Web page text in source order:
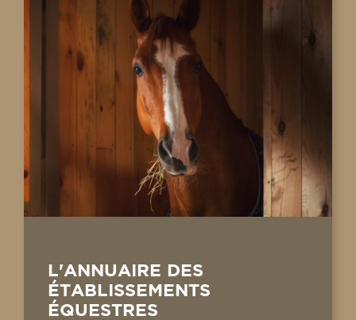
L'ANNUAIRE DES
ÉTABLISSEMENTS
ÉQUESTRES